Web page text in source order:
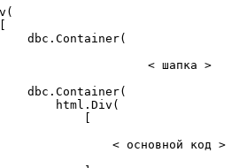
dbc.Container(
< шапка >
dbc.Container(
html.Div(
< основной код >